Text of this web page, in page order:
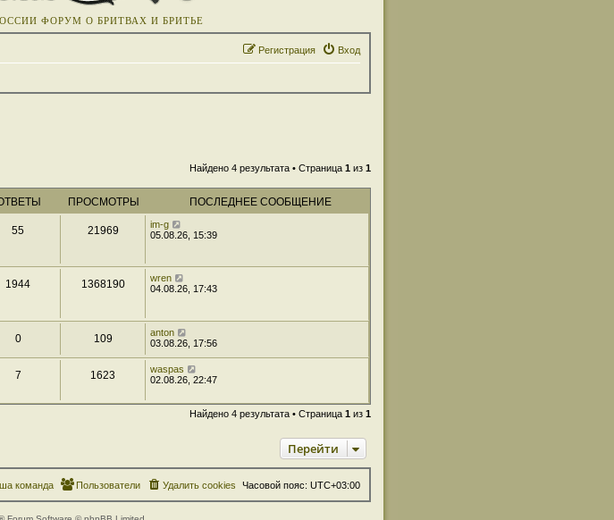
ФОРУМ О БРИТВАХ И БРИТЬЕ
Вход
Регистрация
Найдено 4 результата • Страница 1 из 1
ПРОСМОТРЫ ПОСЛЕДНЕЕ СООБЩЕНИЕ
55 21969
im-g
05.08.26, 15:39
1944 1368190
wren
04.08.26, 17:43
0 109
anton
03.08.26, 17:56
7 1623
waspas
02.08.26, 22:47
Найдено 4 результата • Страница 1 из 1
Перейти
Часовой пояс: UTC+03:00
Удалить cookies
Пользователи
команда